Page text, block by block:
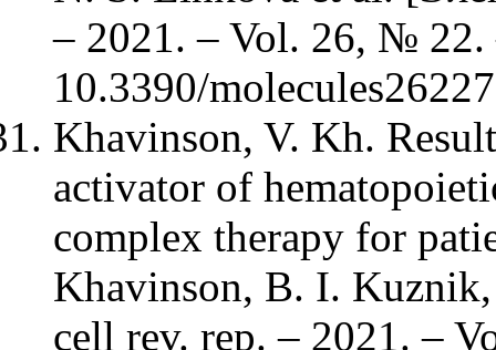
– 2021. – Vol. 26, №
10.3390/
Khavinson, V. Kh.
activator of
complex therapy for
Khavinson, B. I.
cell rev. rep. – 2021. –